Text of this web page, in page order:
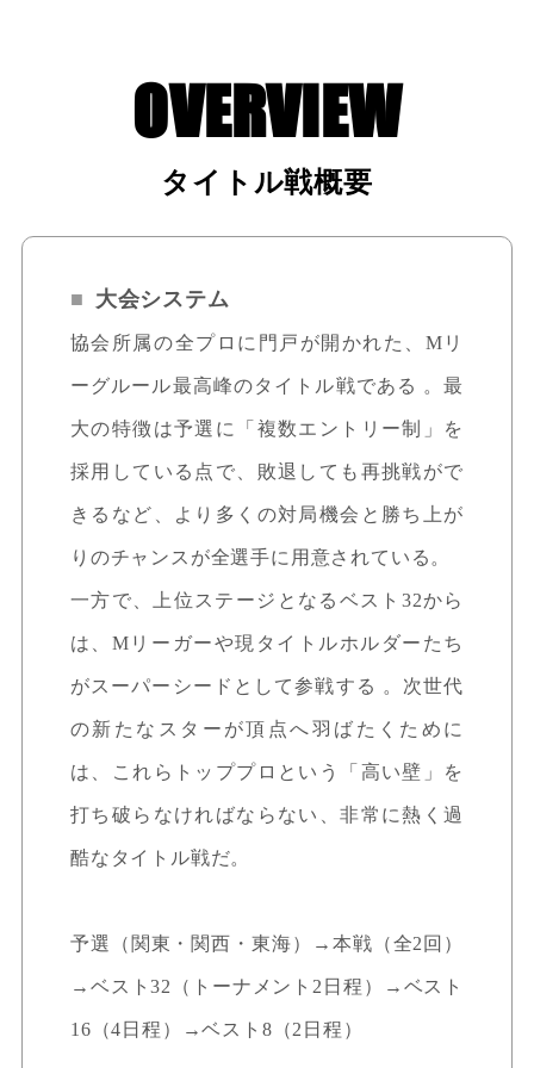
タイトル戦概要
大会システム
協会所属の全プロに門戸が開かれた、Mリ
ーグルール最高峰のタイトル戦である 。最
大の特徴は予選に「複数エントリー制」を
採用している点で、敗退しても再挑戦がで
きるなど、より多くの対局機会と勝ち上が
りのチャンスが全選手に用意されている。
一方で、上位ステージとなるベスト32から
は、Mリーガーや現タイトルホルダーたち
がスーパーシードとして参戦する 。次世代
の新たなスターが頂点へ羽ばたくために
は、これらトッププロという「高い壁」を
打ち破らなければならない、非常に熱く過
酷なタイトル戦だ。
予選（関東・関西・東海）→本戦（全2回）
→ベスト32（トーナメント2日程）→ベスト
16（4日程）→ベスト8（2日程）